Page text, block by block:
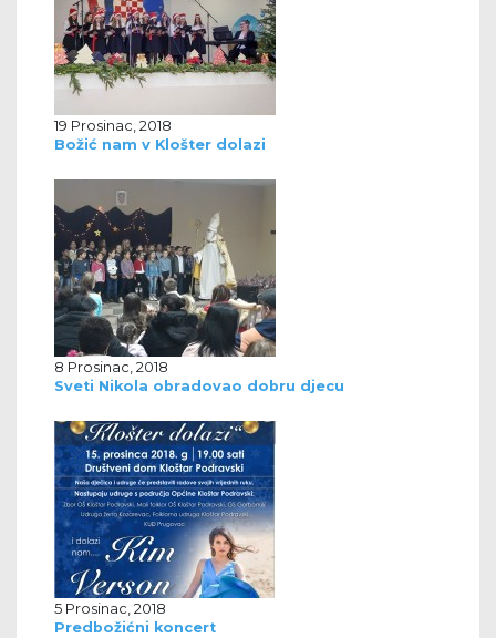
19 Prosinac, 2018
Božić nam v Klošter dolazi
8 Prosinac, 2018
Sveti Nikola obradovao dobru djecu
5 Prosinac, 2018
Predbožićni koncert